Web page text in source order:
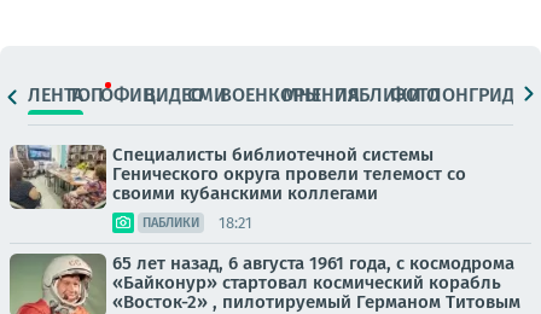
ЛЕНТАТОПОФИЦ.ВИДЕОСМИВОЕНКОРЫМНЕНИЯПАБЛИКИ
ФОТОЛОНГРИДЫ
Специалисты библиотечной системы
Генического округа провели телемост со
своими кубанскими коллегами
ПАБЛИКИ 18:21
65 лет назад, 6 августа 1961 года, с космодрома
«Байконур» стартовал космический корабль
«Восток-2» , пилотируемый Германом Титовым